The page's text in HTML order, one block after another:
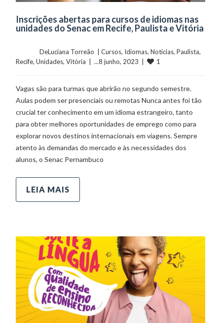
Inscrições abertas para cursos de idiomas nas
unidades do Senac em Recife, Paulista e Vitória
	    	DeLuciana Torreão  |
Cursos, Idiomas, Notícias, Paulista
Recife, Unidades, Vitória
  |  ...8 junho, 2023  |
1
Vagas são para turmas que abrirão no segundo semestre.
Aulas podem ser presenciais ou remotas Nunca antes foi tão
crucial ter conhecimento em um idioma estrangeiro, tanto
para obter melhores oportunidades de emprego como para
explorar novos destinos internacionais em viagens. Sempre
atento às demandas do mercado e às necessidades dos
alunos, o Senac Pernambuco
LEIA MAIS